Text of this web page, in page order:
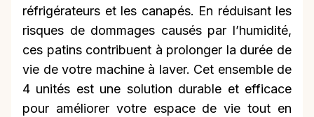
réfrigérateurs et les canapés. En réduisant les
risques de dommages causés par l’humidité,
ces patins contribuent à prolonger la durée de
vie de votre machine à laver. Cet ensemble de
4 unités est une solution durable et efficace
pour améliorer votre espace de vie tout en